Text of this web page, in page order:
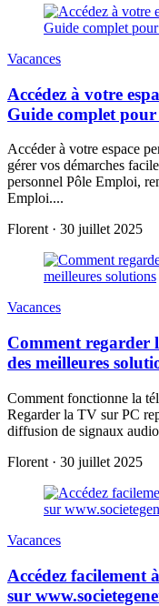
Vacances
Accédez à votre
Guide complet pour
Accéder à votre espace
gérer vos démarches
personnel Pôle Emploi,
Emploi....
Florent · 30 juillet 2025
Vacances
Comment regarder
des meilleures
Comment fonctionne la
Regarder la TV sur PC
diffusion de signaux
Florent · 30 juillet 2025
Vacances
Accédez facilement
sur